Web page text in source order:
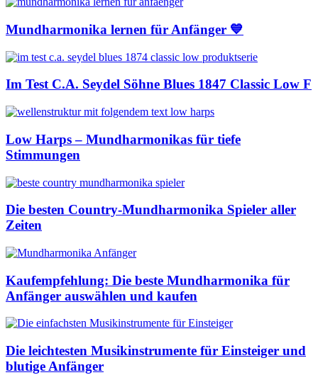
Mundharmonika lernen für Anfänger 💙
Im Test C.A. Seydel Söhne Blues 1847 Classic Low F
Low Harps – Mundharmonikas für tiefe
Stimmungen
Die besten Country-Mundharmonika Spieler aller
Zeiten
Kaufempfehlung: Die beste Mundharmonika für
Anfänger auswählen und kaufen
Die leichtesten Musikinstrumente für Einsteiger und
blutige Anfänger